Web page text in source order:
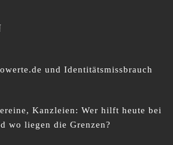
und Identitätsmissbrauch
Kanzleien: Wer hilft heute bei
wo liegen die Grenzen?